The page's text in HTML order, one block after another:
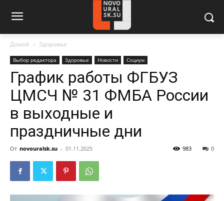
Домой Здоровье
Выбор редактора Здоровье Новости Социум
График работы ФГБУЗ
ЦМСЧ № 31 ФМБА России
в выходные и
праздничные дни
От novouralsk.su - 01.11.2025 0
983